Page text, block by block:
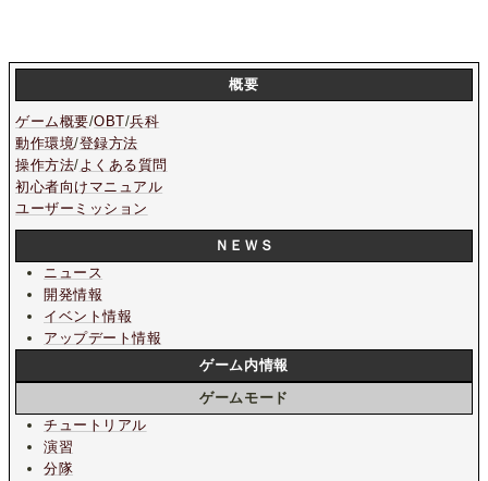
概要
ゲーム概要/OBT/兵科
動作環境/登録方法
操作方法/よくある質問
初心者向けマニュアル
ユーザーミッション
ＮＥＷＳ
ニュース
開発情報
イベント情報
アップデート情報
ゲーム内情報
ゲームモード
チュートリアル
演習
分隊